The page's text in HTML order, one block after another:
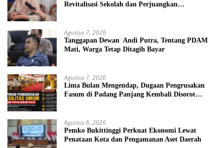
Revitalisasi Sekolah dan Perjuangkan
Agustus 7, 2026
Tanggapan Dewan Andi Putra, Tentang PDAM
Mati, Warga Tetap Ditagih Bayar
Agustus 7, 2026
Lima Bulan Mengendap, Dugaan Pengrusakan
Fasum di Padang Panjang Kembali Disorot
Agustus 6, 2026
Pemko Bukittinggi Perkuat Ekonomi Lewat
Penataan Kota dan Pengamanan Aset Daerah